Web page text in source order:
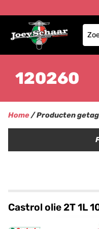
120260
Home/ Producten
Castrol olie 2T 1L